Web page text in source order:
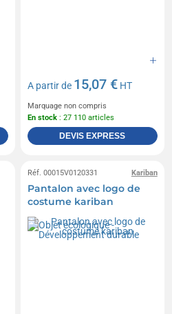
A partir de 15,07 € HT
Marquage non compris
En stock : 27 110 articles
DEVIS EXPRESS
Kariban
Réf. 00015V0120331
Pantalon avec logo de
costume kariban